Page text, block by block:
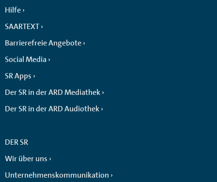
Hilfe
SAARTEXT
Barrierefreie Angebote
Social Media
SR Apps
Der SR in der ARD Mediathek
Der SR in der ARD Audiothek
DER SR
Wir über uns
Unternehmenskommunikation